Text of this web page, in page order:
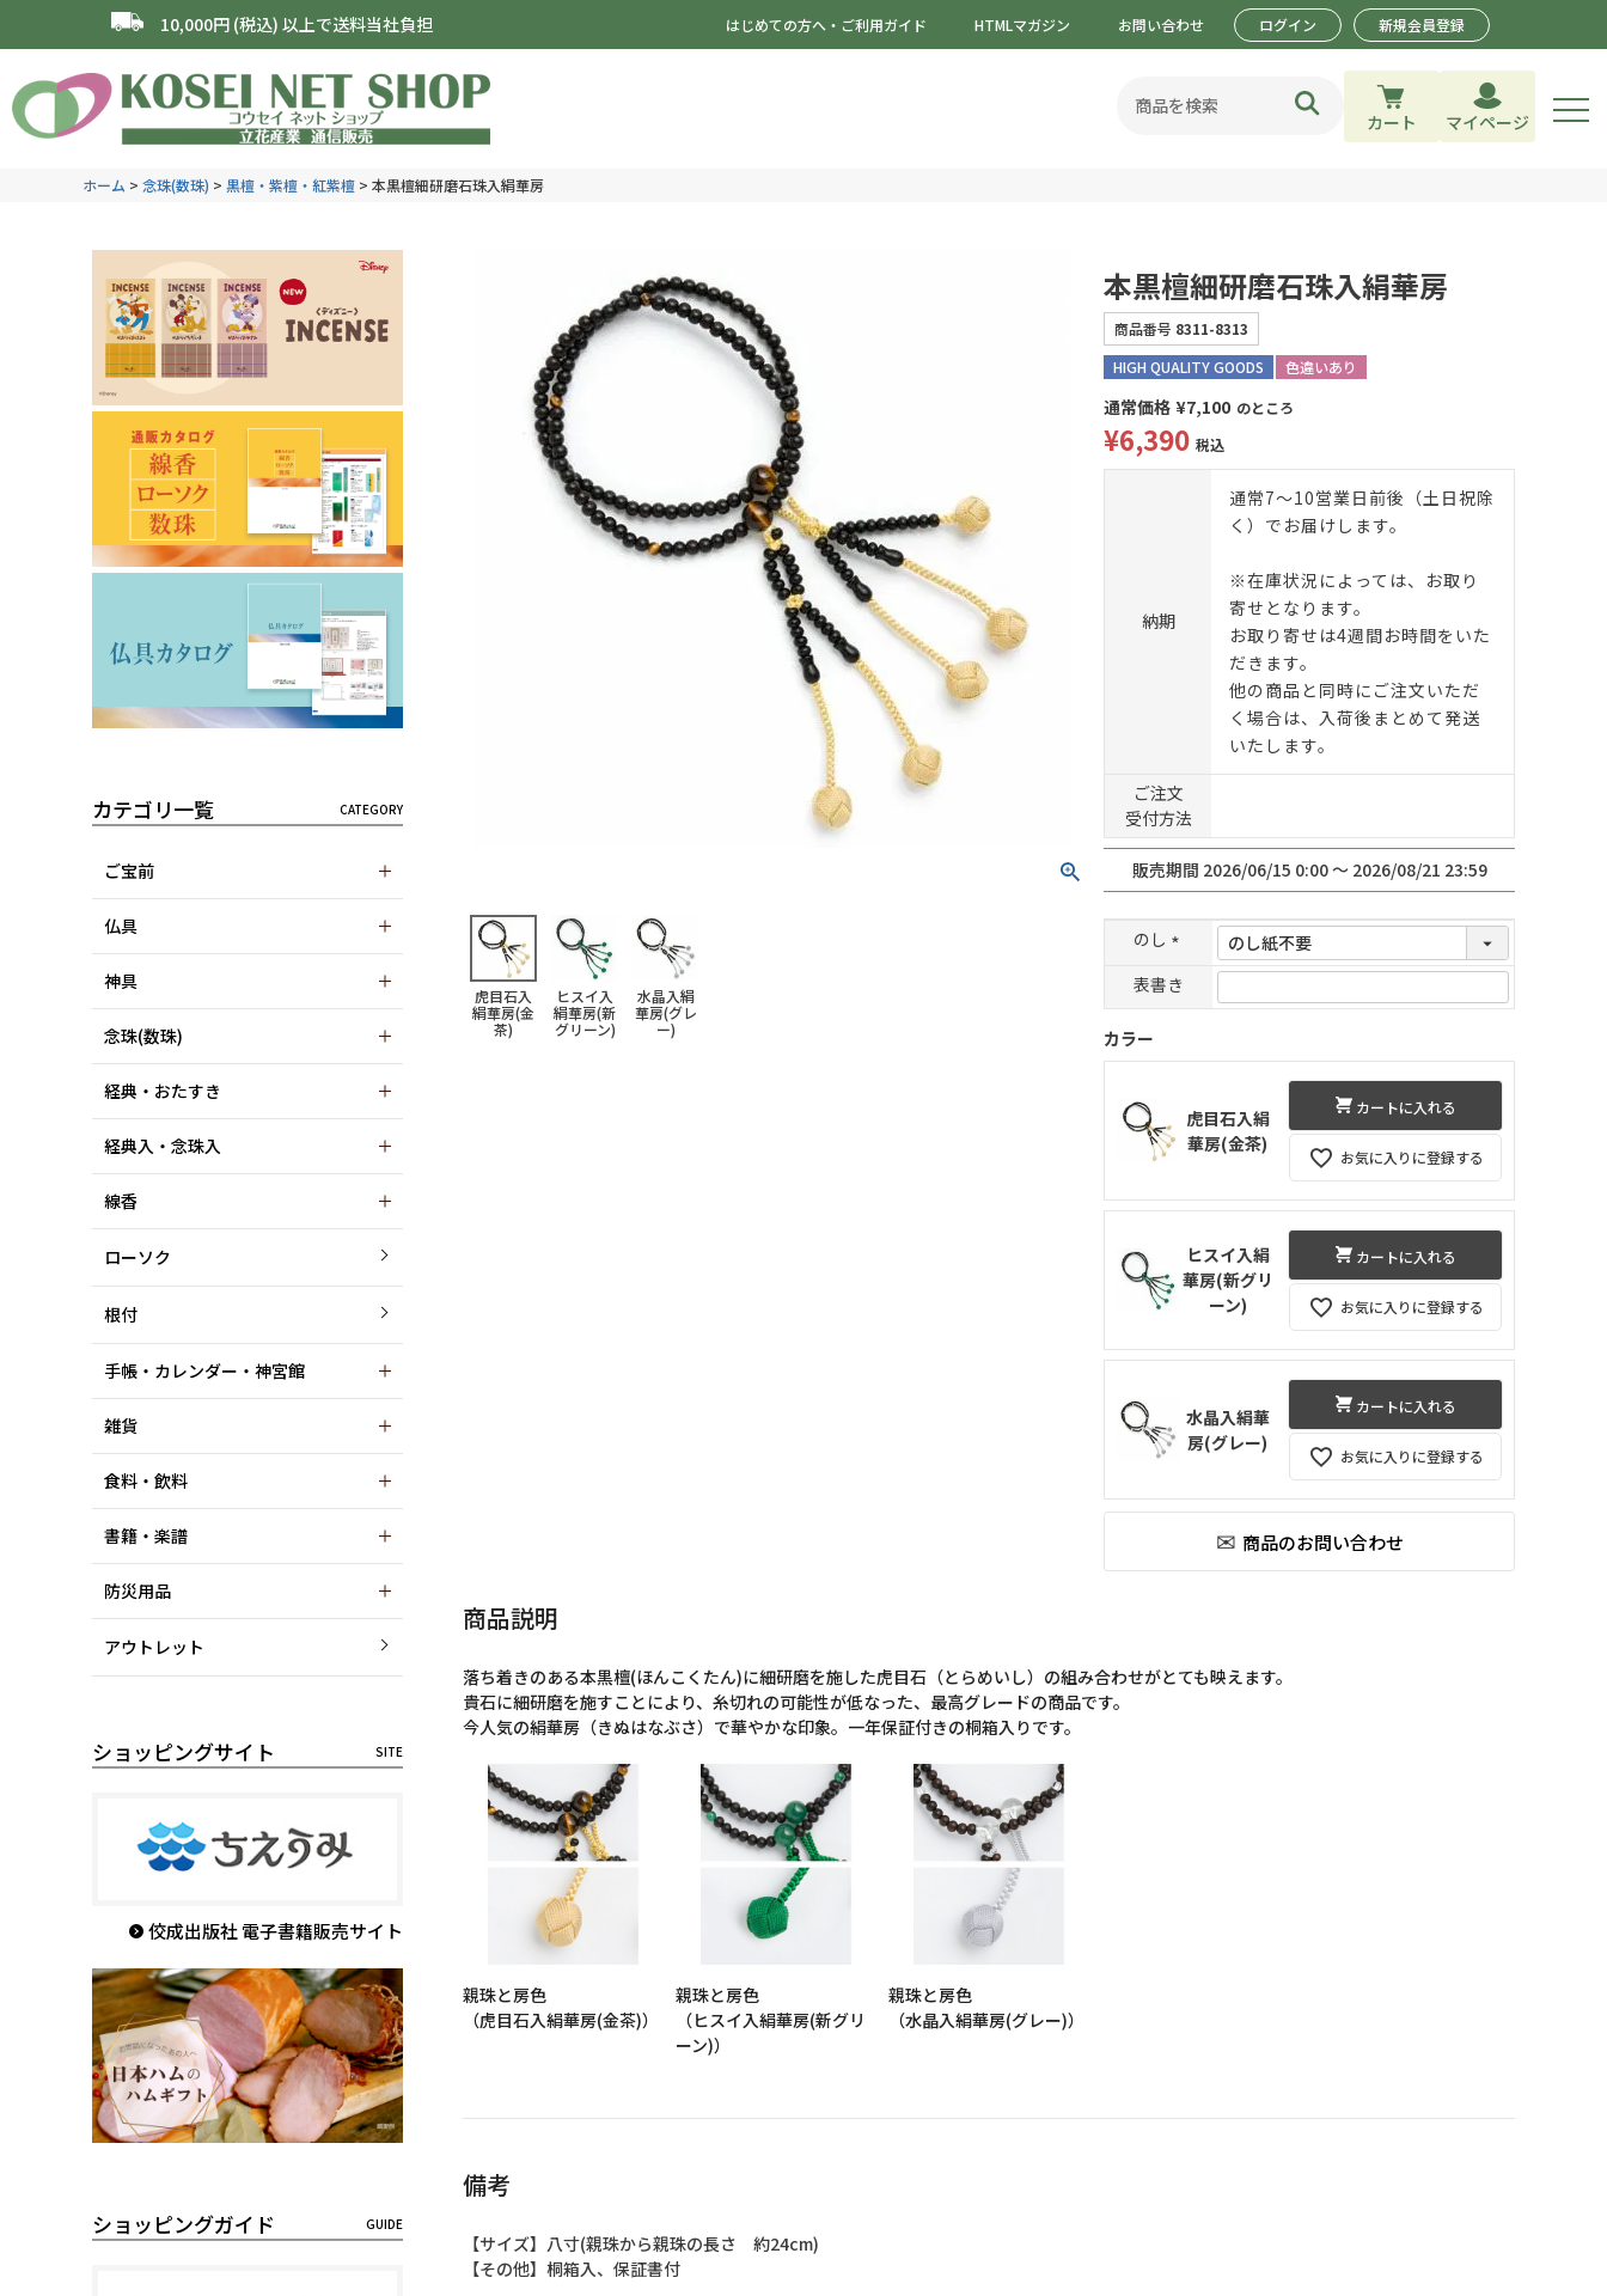
10,000円 (税込) 以上で送料当社負担 はじめての方へ・ご利用ガイド HTMLマガジン お問い合わせ ログイン 新規会員登録
カート マイページ
ホーム 念珠(数珠) 黒檀・紫檀・紅紫檀 本黒檀細研磨石珠入絹華房
カテゴリ一覧
ご宝前
仏具
神具
念珠(数珠)
経典・おたすき
経典入・念珠入
線香
ローソク
根付
手帳・カレンダー・神宮館
雑貨
食料・飲料
書籍・楽譜
防災用品
アウトレット
ショッピングサイト
佼成出版社 電子書籍販売サイト
ショッピングガイド
虎目石入
絹華房(金
茶)
ヒスイ入
絹華房(新
グリーン)
水晶入絹
華房(グレ
ー)
本黒檀細研磨石珠入絹華房
商品番号 8311-8313
HIGH QUALITY GOODS
色違いあり
通常価格 ¥7,100 のところ
¥6,390 税込
納期
通常7～10営業日前後（土日祝除
く）でお届けします。
※在庫状況によっては、お取り
寄せとなります。
お取り寄せは4週間お時間をいた
だきます。
他の商品と同時にご注文いただ
く場合は、入荷後まとめて発送
いたします。
ご注文
受付方法
販売期間 2026/06/15 0:00〜 2026/08/21 23:59
のし
必
表書き
カラー
虎目石入絹
華房(金茶)
お気に入りに登録する
カートに入れる
ヒスイ入絹
華房(新グリ
ーン)
お気に入りに登録する
カートに入れる
水晶入絹華
房(グレー)
お気に入りに登録する
カートに入れる
商品説明
落ち着きのある本黒檀(ほんこくたん)に細研磨を施した虎目石（とらめいし）の組み合わせがとても映えます。
貴石に細研磨を施すことにより、糸切れの可能性が低なった、最高グレードの商品です。
今人気の絹華房（きぬはなぶさ）で華やかな印象。一年保証付きの桐箱入りです。
親珠と房色
（虎目石入絹華房(金茶)）
親珠と房色
（ヒスイ入絹華房(新グリ
ーン)）
親珠と房色
（水晶入絹華房(グレー)）
備考
【サイズ】八寸(親珠から親珠の長さ 約24cm)
【その他】桐箱入、保証書付